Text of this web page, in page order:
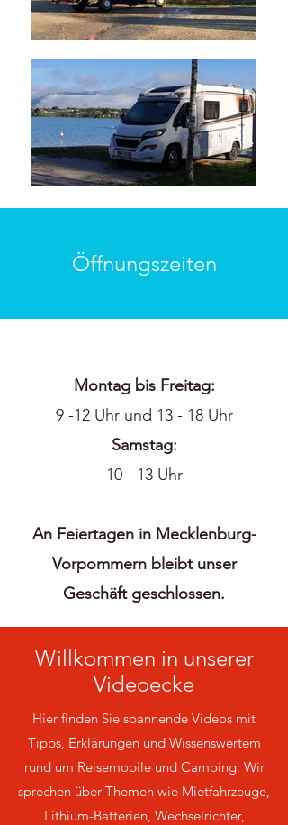
Öffnungszeiten
Montag bis Freitag:
9 -12 Uhr und 13 - 18 Uhr
Samstag:
10 - 13 Uhr
An Feiertagen in Mecklenburg-
Vorpommern bleibt unser
Geschäft geschlossen.
Willkommen in unserer
Videoecke
Hier finden Sie spannende Videos mit
Tipps, Erklärungen und Wissenswertem
rund um Reisemobile und Camping. Wir
sprechen über Themen wie Mietfahrzeuge,
Lithium-Batterien, Wechselrichter,